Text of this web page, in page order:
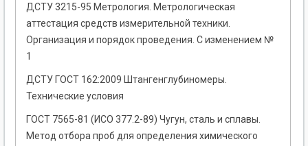
ДСТУ 3215-95 Метрология. Метрологическая
аттестация средств измерительной техники.
Организация и порядок проведения. С изменением №
1
ДСТУ ГОСТ 162:2009 Штангенглубиномеры.
Технические условия
ГОСТ 7565-81 (ИСО 377.2-89) Чугун, сталь и сплавы.
Метод отбора проб для определения химического